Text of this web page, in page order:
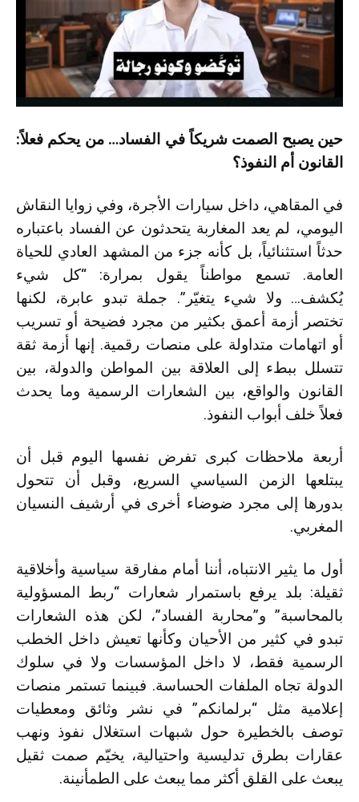
حين يصبح الصمت شريكاً في الفساد… من يحكم فعلاً:
القانون أم النفوذ؟
في المقاهي، داخل سيارات الأجرة، وفي زوايا النقاش
اليومي، لم يعد المغاربة يتحدثون عن الفساد باعتباره
حدثاً استثنائياً، بل كأنه جزء من المشهد العادي للحياة
العامة. تسمع مواطناً يقول بمرارة: “كل شيء
يُكشف… ولا شيء يتغيّر”. جملة تبدو عابرة، لكنها
تختصر أزمة أعمق بكثير من مجرد فضيحة أو تسريب
أو اتهامات متداولة على منصات رقمية. إنها أزمة ثقة
تتسلل ببطء إلى العلاقة بين المواطن والدولة، بين
القانون والواقع، بين الشعارات الرسمية وما يحدث
فعلاً خلف أبواب النفوذ.
أربعة ملاحظات كبرى تفرض نفسها اليوم قبل أن
يبتلعها الزمن السياسي السريع، وقبل أن تتحول
بدورها إلى مجرد ضوضاء أخرى في أرشيف النسيان
المغربي.
أول ما يثير الانتباه، أننا أمام مفارقة سياسية وأخلاقية
ثقيلة: بلد يرفع باستمرار شعارات “ربط المسؤولية
بالمحاسبة” و”محاربة الفساد”، لكن هذه الشعارات
تبدو في كثير من الأحيان وكأنها تعيش داخل الخطب
الرسمية فقط، لا داخل المؤسسات ولا في سلوك
الدولة تجاه الملفات الحساسة. فبينما تستمر منصات
إعلامية مثل “برلمانكم” في نشر وثائق ومعطيات
توصف بالخطيرة حول شبهات استغلال نفوذ ونهب
عقارات بطرق تدليسية واحتيالية، يخيّم صمت ثقيل
يبعث على القلق أكثر مما يبعث على الطمأنينة.